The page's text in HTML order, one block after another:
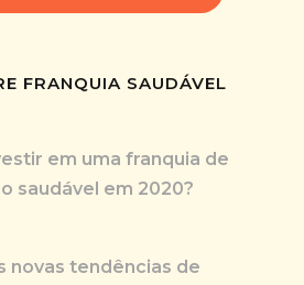
FRANQUIA SAUDÁVEL
em uma franquia de
saudável em 2020?
novas tendências de